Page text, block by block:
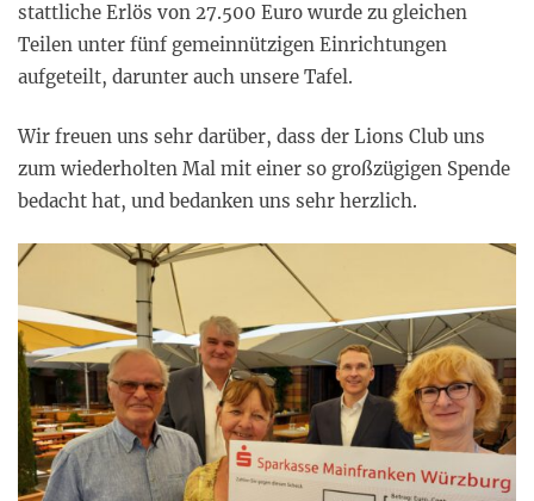
stattliche Erlös von 27.500 Euro wurde zu gleichen
Teilen unter fünf gemeinnützigen Einrichtungen
aufgeteilt, darunter auch unsere Tafel.
Wir freuen uns sehr darüber, dass der Lions Club uns
zum wiederholten Mal mit einer so großzügigen Spende
bedacht hat, und bedanken uns sehr herzlich.